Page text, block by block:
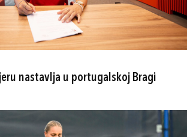
nastavlja u portugalskoj Bragi